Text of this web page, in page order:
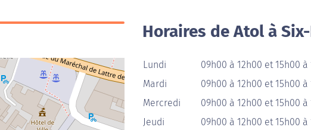
Horaires de Atol à
Lundi
09h00 à 12h00 et 15h00 à
Mardi
09h00 à 12h00 et 15h00 à
Mercredi
09h00 à 12h00 et 15h00 à
Jeudi
09h00 à 12h00 et 15h00 à